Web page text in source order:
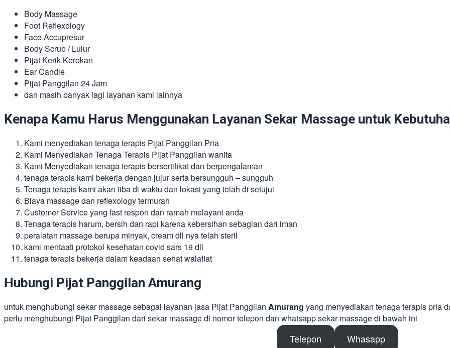
Body Massage
Foot Reflexology
Face Accupresur
Body Scrub / Lulur
Pijat Kerik Kerokan
Ear Candle
Pijat Panggilan 24 Jam
dan masih banyak lagi layanan kami lainnya
Kenapa Kamu Harus Menggunakan Layanan Sekar Massage untuk
Kami menyediakan tenaga terapis Pijat Panggilan Pria
Kami Menyediakan Tenaga Terapis Pijat Panggilan wanita
Kami Menyediakan tenaga terapis bersertifikat dan berpengalaman
tenaga terapis kami bekerja dengan jujur serta bersungguh – sungguh
Tenaga terapis kami akan tiba di waktu dan lokasi yang telah di setujui
Biaya massage dan reflexology termurah
Customer Service yang fast respon dan ramah melayani anda
Tenaga terapis harum, bersih dan rapi karena kebersihan sebagian dari iman
peralatan massage berupa minyak, cream dll nya telah steril
kami mentaati protokol kesehatan covid sars 19 dll
tenaga terapis bekerja dalam keadaan sehat walafiat
Hubungi Pijat Panggilan Amurang
untuk menghubungi sekar massage sebagai layanan jasa Pijat Panggilan Amurang yang menyediakan tenaga terapis pria
perlu menghubungi Pijat Panggilan dari sekar massage di nomor telepon dan whatsapp sekar massage di bawah ini
Telepon Whasapp